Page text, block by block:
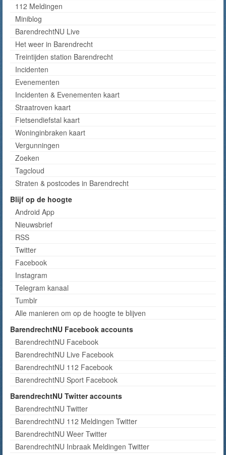
112 Meldingen
Miniblog
BarendrechtNU Live
Het weer in Barendrecht
Treintijden station Barendrecht
Incidenten
Evenementen
Incidenten & Evenementen kaart
Straatroven kaart
Fietsendiefstal kaart
Woninginbraken kaart
Vergunningen
Zoeken
Tagcloud
Straten & postcodes in Barendrecht
Blijf op de hoogte
Android App
Nieuwsbrief
RSS
Twitter
Facebook
Instagram
Telegram kanaal
Tumblr
Alle manieren om op de hoogte te blijven
BarendrechtNU Facebook accounts
BarendrechtNU Facebook
BarendrechtNU Live Facebook
BarendrechtNU 112 Facebook
BarendrechtNU Sport Facebook
BarendrechtNU Twitter accounts
BarendrechtNU Twitter
BarendrechtNU 112 Meldingen Twitter
BarendrechtNU Weer Twitter
BarendrechtNU Inbraak Meldingen Twitter